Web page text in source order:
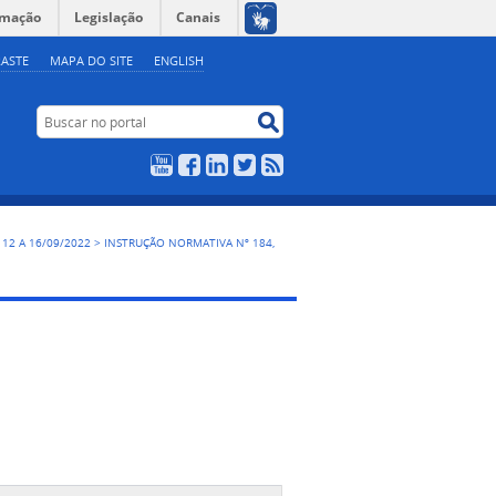
MAPA DO SITE ENGLISH
Legislação Canais
Buscar no portal
YouTubeFacebookLinkedIn
Twitter
12 A 16/09/2022 > INSTRUÇÃO NORMATIVA Nº 184,